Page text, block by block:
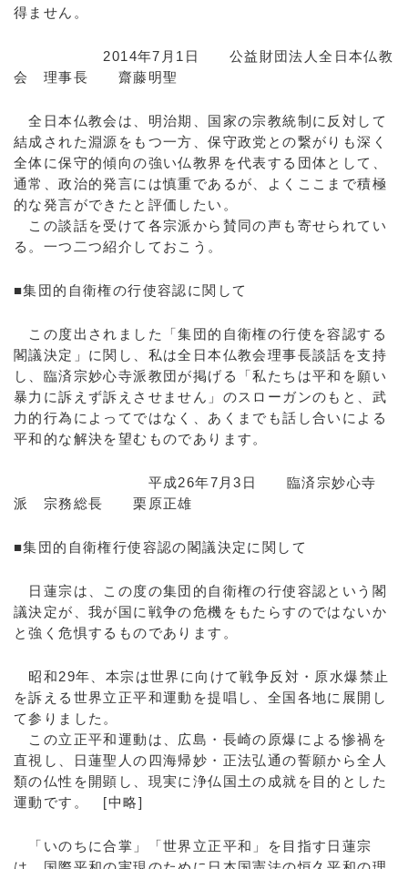
得ません。
2014年7月1日 公益財団法人全日本仏教
会 理事長 齋藤明聖
全日本仏教会は、明治期、国家の宗教統制に反対して
結成された淵源をもつ一方、保守政党との繋がりも深く
全体に保守的傾向の強い仏教界を代表する団体として、
通常、政治的発言には慎重であるが、よくここまで積極
的な発言ができたと評価したい。
この談話を受けて各宗派から賛同の声も寄せられてい
る。一つ二つ紹介しておこう。
■集団的自衛権の行使容認に関して
この度出されました「集団的自衛権の行使を容認する
閣議決定」に関し、私は全日本仏教会理事長談話を支持
し、臨済宗妙心寺派教団が掲げる「私たちは平和を願い
暴力に訴えず訴えさせません」のスローガンのもと、武
力的行為によってではなく、あくまでも話し合いによる
平和的な解決を望むものであります。
平成26年7月3日 臨済宗妙心寺
派 宗務総長 栗原正雄
■集団的自衛権行使容認の閣議決定に関して
日蓮宗は、この度の集団的自衛権の行使容認という閣
議決定が、我が国に戦争の危機をもたらすのではないか
と強く危惧するものであります。
昭和29年、本宗は世界に向けて戦争反対・原水爆禁止
を訴える世界立正平和運動を提唱し、全国各地に展開し
て参りました。
この立正平和運動は、広島・長崎の原爆による惨禍を
直視し、日蓮聖人の四海帰妙・正法弘通の誓願から全人
類の仏性を開顕し、現実に浄仏国土の成就を目的とした
運動です。 [中略]
「いのちに合掌」「世界立正平和」を目指す日蓮宗